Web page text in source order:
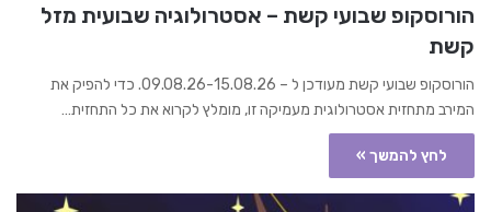
הורוסקופ שבועי קשת – אסטרולוגיה שבועית מזל
קשת
הורוסקופ שבועי קשת מעודכן ל – 09.08.26-15.08.26. כדי להפיק את
המירב מתחזית אסטרולוגית מעמיקה זו, מומלץ לקרוא את כל התחזית…
לחץ להמשך »